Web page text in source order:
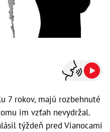
7 rokov, majú rozbehnuté
im vzťah nevydržal.
týždeň pred Vianocami